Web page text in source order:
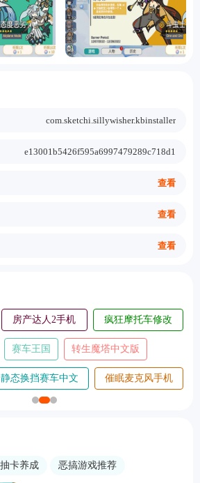
com.sketchi.sillywisher.kbinstaller
e13001b5426f595a6997479289c718d1
查看
查看
查看
业 球球旅行记飞机大厨 单机推理杀
模拟器手
机版
变色龙躲猫猫手
机版
手机
趣味跳跃模拟器手机
王牌竞速
抽卡养成 恶搞游戏推荐